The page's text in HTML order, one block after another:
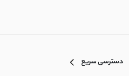
دسترسی سریع